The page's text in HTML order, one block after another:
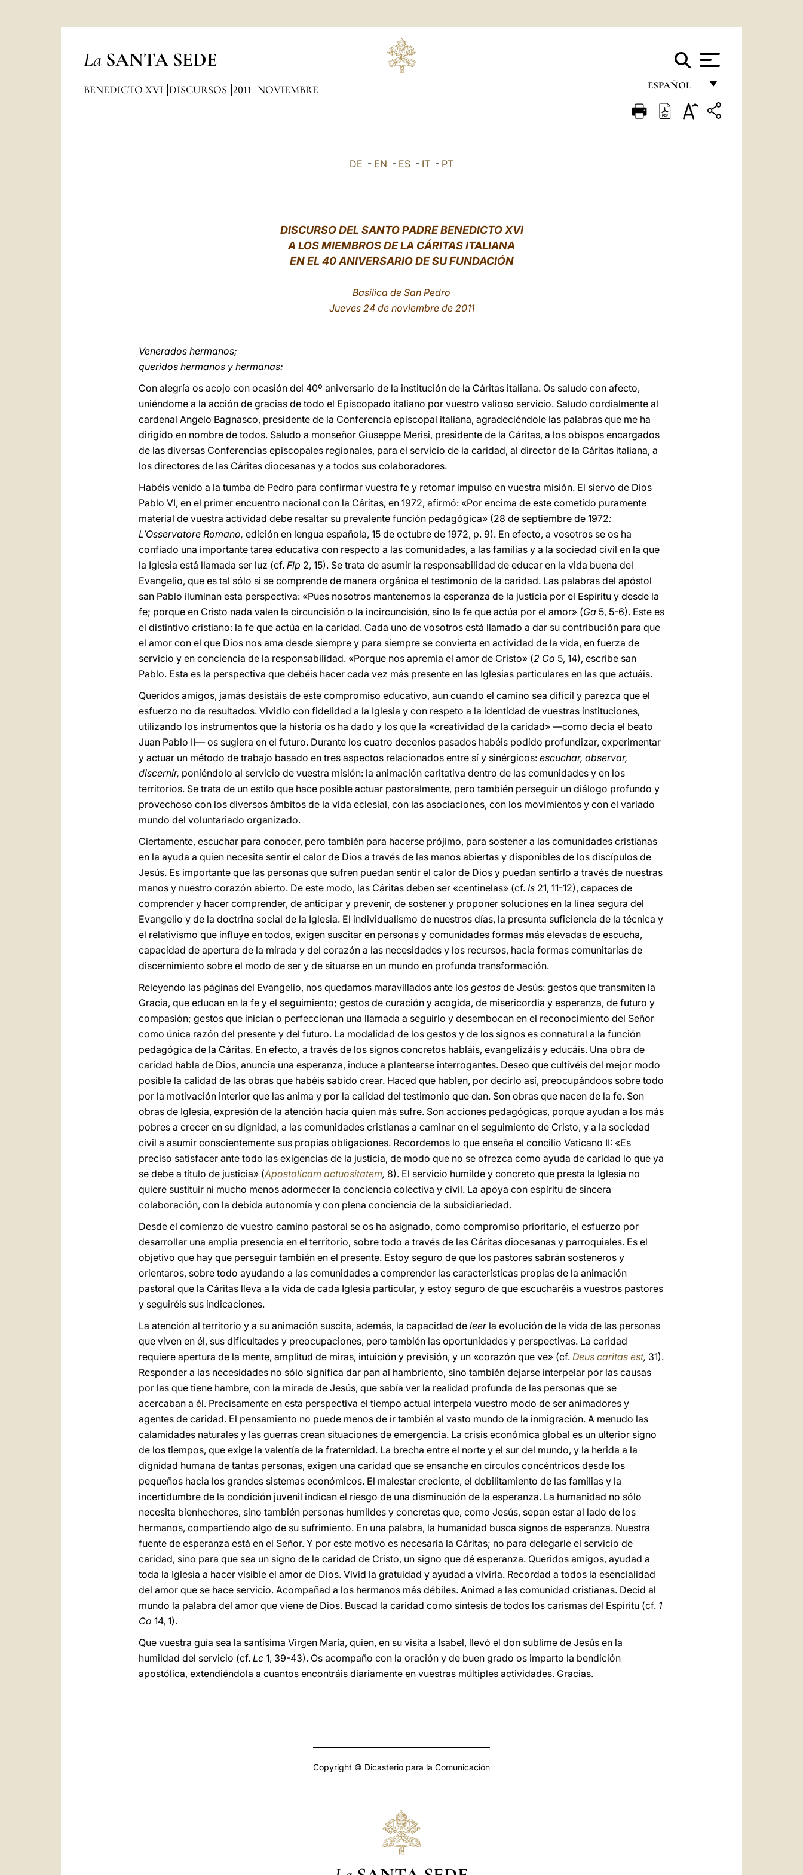
La SANTA SEDE
ESPAÑOL
FRANÇAIS
BENEDICTO XVI DISCURSOS 2011 NOVIEMBRE
DE - EN - ES - IT - PT
DISCURSO DEL SANTO PADRE BENEDICTO XVI
A LOS MIEMBROS DE LA CÁRITAS ITALIANA
EN EL 40 ANIVERSARIO DE SU FUNDACIÓN
Basílica de San Pedro
Jueves 24 de noviembre de 2011
Venerados hermanos;
queridos hermanos y hermanas:
Con alegría os acojo con ocasión del 40º aniversario de la institución de la Cáritas italiana. Os saludo con afecto,
uniéndome a la acción de gracias de todo el Episcopado italiano por vuestro valioso servicio. Saludo cordialmente al
cardenal Angelo Bagnasco, presidente de la Conferencia episcopal italiana, agradeciéndole las palabras que me ha
dirigido en nombre de todos. Saludo a monseñor Giuseppe Merisi, presidente de la Cáritas, a los obispos encargados
de las diversas Conferencias episcopales regionales, para el servicio de la caridad, al director de la Cáritas italiana, a
los directores de las Cáritas diocesanas y a todos sus colaboradores.
Habéis venido a la tumba de Pedro para confirmar vuestra fe y retomar impulso en vuestra misión. El siervo de Dios
Pablo VI, en el primer encuentro nacional con la Cáritas, en 1972, afirmó: «Por encima de este cometido puramente
material de vuestra actividad debe resaltar su prevalente función pedagógica» (28 de septiembre de 1972:
L’Osservatore Romano, edición en lengua española, 15 de octubre de 1972, p. 9). En efecto, a vosotros se os ha
confiado una importante tarea educativa con respecto a las comunidades, a las familias y a la sociedad civil en la que
la Iglesia está llamada ser luz (cf. Flp 2, 15). Se trata de asumir la responsabilidad de educar en la vida buena del
Evangelio, que es tal sólo si se comprende de manera orgánica el testimonio de la caridad. Las palabras del apóstol
san Pablo iluminan esta perspectiva: «Pues nosotros mantenemos la esperanza de la justicia por el Espíritu y desde la
fe; porque en Cristo nada valen la circuncisión o la incircuncisión, sino la fe que actúa por el amor» (Ga 5, 5-6). Este es
el distintivo cristiano: la fe que actúa en la caridad. Cada uno de vosotros está llamado a dar su contribución para que
el amor con el que Dios nos ama desde siempre y para siempre se convierta en actividad de la vida, en fuerza de
servicio y en conciencia de la responsabilidad. «Porque nos apremia el amor de Cristo» (2 Co 5, 14), escribe san
Pablo. Esta es la perspectiva que debéis hacer cada vez más presente en las Iglesias particulares en las que actuáis.
Queridos amigos, jamás desistáis de este compromiso educativo, aun cuando el camino sea difícil y parezca que el
esfuerzo no da resultados. Vividlo con fidelidad a la Iglesia y con respeto a la identidad de vuestras instituciones,
utilizando los instrumentos que la historia os ha dado y los que la «creatividad de la caridad» —como decía el beato
Juan Pablo II— os sugiera en el futuro. Durante los cuatro decenios pasados habéis podido profundizar, experimentar
y actuar un método de trabajo basado en tres aspectos relacionados entre sí y sinérgicos: escuchar, observar,
discernir, poniéndolo al servicio de vuestra misión: la animación caritativa dentro de las comunidades y en los
territorios. Se trata de un estilo que hace posible actuar pastoralmente, pero también perseguir un diálogo profundo y
provechoso con los diversos ámbitos de la vida eclesial, con las asociaciones, con los movimientos y con el variado
mundo del voluntariado organizado.
Ciertamente, escuchar para conocer, pero también para hacerse prójimo, para sostener a las comunidades cristianas
en la ayuda a quien necesita sentir el calor de Dios a través de las manos abiertas y disponibles de los discípulos de
Jesús. Es importante que las personas que sufren puedan sentir el calor de Dios y puedan sentirlo a través de nuestras
manos y nuestro corazón abierto. De este modo, las Cáritas deben ser «centinelas» (cf. Is 21, 11-12), capaces de
comprender y hacer comprender, de anticipar y prevenir, de sostener y proponer soluciones en la línea segura del
Evangelio y de la doctrina social de la Iglesia. El individualismo de nuestros días, la presunta suficiencia de la técnica y
el relativismo que influye en todos, exigen suscitar en personas y comunidades formas más elevadas de escucha,
capacidad de apertura de la mirada y del corazón a las necesidades y los recursos, hacia formas comunitarias de
discernimiento sobre el modo de ser y de situarse en un mundo en profunda transformación.
Releyendo las páginas del Evangelio, nos quedamos maravillados ante los gestos de Jesús: gestos que transmiten la
Gracia, que educan en la fe y el seguimiento; gestos de curación y acogida, de misericordia y esperanza, de futuro y
compasión; gestos que inician o perfeccionan una llamada a seguirlo y desembocan en el reconocimiento del Señor
como única razón del presente y del futuro. La modalidad de los gestos y de los signos es connatural a la función
pedagógica de la Cáritas. En efecto, a través de los signos concretos habláis, evangelizáis y educáis. Una obra de
caridad habla de Dios, anuncia una esperanza, induce a plantearse interrogantes. Deseo que cultivéis del mejor modo
posible la calidad de las obras que habéis sabido crear. Haced que hablen, por decirlo así, preocupándoos sobre todo
por la motivación interior que las anima y por la calidad del testimonio que dan. Son obras que nacen de la fe. Son
obras de Iglesia, expresión de la atención hacia quien más sufre. Son acciones pedagógicas, porque ayudan a los más
pobres a crecer en su dignidad, a las comunidades cristianas a caminar en el seguimiento de Cristo, y a la sociedad
civil a asumir conscientemente sus propias obligaciones. Recordemos lo que enseña el concilio Vaticano II: «Es
preciso satisfacer ante todo las exigencias de la justicia, de modo que no se ofrezca como ayuda de caridad lo que ya
se debe a título de justicia» (Apostolicam actuositatem, 8). El servicio humilde y concreto que presta la Iglesia no
quiere sustituir ni mucho menos adormecer la conciencia colectiva y civil. La apoya con espíritu de sincera
colaboración, con la debida autonomía y con plena conciencia de la subsidiariedad.
Desde el comienzo de vuestro camino pastoral se os ha asignado, como compromiso prioritario, el esfuerzo por
desarrollar una amplia presencia en el territorio, sobre todo a través de las Cáritas diocesanas y parroquiales. Es el
objetivo que hay que perseguir también en el presente. Estoy seguro de que los pastores sabrán sosteneros y
orientaros, sobre todo ayudando a las comunidades a comprender las características propias de la animación
pastoral que la Cáritas lleva a la vida de cada Iglesia particular, y estoy seguro de que escucharéis a vuestros pastores
y seguiréis sus indicaciones.
La atención al territorio y a su animación suscita, además, la capacidad de leer la evolución de la vida de las personas
que viven en él, sus dificultades y preocupaciones, pero también las oportunidades y perspectivas. La caridad
requiere apertura de la mente, amplitud de miras, intuición y previsión, y un «corazón que ve» (cf. Deus caritas est, 31).
Responder a las necesidades no sólo significa dar pan al hambriento, sino también dejarse interpelar por las causas
por las que tiene hambre, con la mirada de Jesús, que sabía ver la realidad profunda de las personas que se
acercaban a él. Precisamente en esta perspectiva el tiempo actual interpela vuestro modo de ser animadores y
agentes de caridad. El pensamiento no puede menos de ir también al vasto mundo de la inmigración. A menudo las
calamidades naturales y las guerras crean situaciones de emergencia. La crisis económica global es un ulterior signo
de los tiempos, que exige la valentía de la fraternidad. La brecha entre el norte y el sur del mundo, y la herida a la
dignidad humana de tantas personas, exigen una caridad que se ensanche en círculos concéntricos desde los
pequeños hacia los grandes sistemas económicos. El malestar creciente, el debilitamiento de las familias y la
incertidumbre de la condición juvenil indican el riesgo de una disminución de la esperanza. La humanidad no sólo
necesita bienhechores, sino también personas humildes y concretas que, como Jesús, sepan estar al lado de los
hermanos, compartiendo algo de su sufrimiento. En una palabra, la humanidad busca signos de esperanza. Nuestra
fuente de esperanza está en el Señor. Y por este motivo es necesaria la Cáritas; no para delegarle el servicio de
caridad, sino para que sea un signo de la caridad de Cristo, un signo que dé esperanza. Queridos amigos, ayudad a
toda la Iglesia a hacer visible el amor de Dios. Vivid la gratuidad y ayudad a vivirla. Recordad a todos la esencialidad
del amor que se hace servicio. Acompañad a los hermanos más débiles. Animad a las comunidad cristianas. Decid al
mundo la palabra del amor que viene de Dios. Buscad la caridad como síntesis de todos los carismas del Espíritu (cf. 1
Co 14, 1).
Que vuestra guía sea la santísima Virgen María, quien, en su visita a Isabel, llevó el don sublime de Jesús en la
humildad del servicio (cf. Lc 1, 39-43). Os acompaño con la oración y de buen grado os imparto la bendición
apostólica, extendiéndola a cuantos encontráis diariamente en vuestras múltiples actividades. Gracias.
Copyright © Dicasterio para la Comunicación